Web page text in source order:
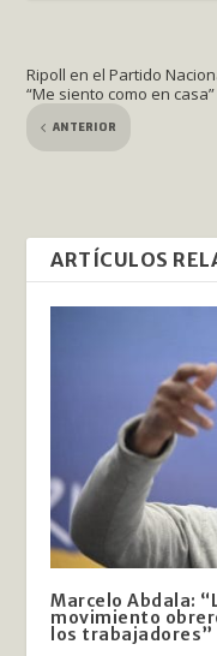
Ripoll en el Partido
“Me siento como en casa”
ANTERIOR
ARTÍCULOS
Marcelo Abdala:
movimiento
los trabajadores”